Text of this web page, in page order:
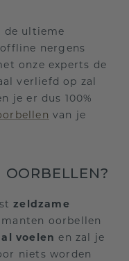
de ultieme
nergens
onze experts de
verliefd op zal
je er dus 100%
van je
zeldzame
oorbellen
voelen en zal je
niets worden